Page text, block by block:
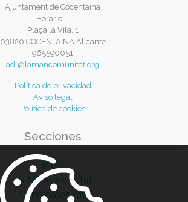
Ajuntament de Cocentaina
Horario: -
Plaça la Vila, 1
03820 COCENTAINA Alicante
965590051
adl@lamancomunitat.org
Política de privacidad
Aviso legal
Política de cookies
Secciones
Inicio
La Mancomunitat
Candidatos/as